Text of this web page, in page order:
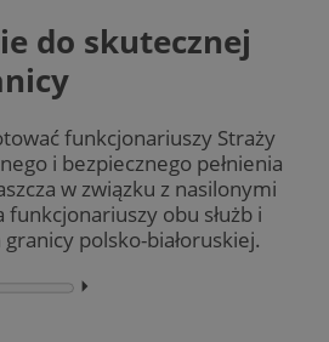
do skutecznej
funkcjonariuszy Straży
i bezpiecznego pełnienia
w związku z nasilonymi
obu służb i
polsko-białoruskiej.
⏵︎